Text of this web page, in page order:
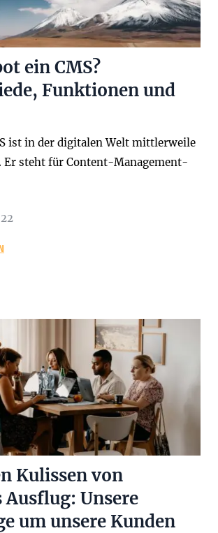
ein CMS?
Funktionen und
ist in der digitalen Welt mittlerweile
Er steht für Content-Management-
Kulissen von
Ausflug: Unsere
um unsere Kunden